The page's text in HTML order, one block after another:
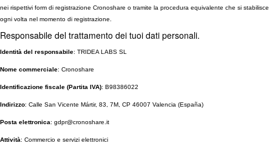
nei rispettivi form di registrazione Cronoshare o tramite la procedura equivalente che si stabilisce
ogni volta nel momento di registrazione.
Responsabile del trattamento dei tuoi dati personali.
Identità del responsabile: TRIDEA LABS SL
Nome commerciale: Cronoshare
Identificazione fiscale (Partita IVA): B98386022
Indirizzo: Calle San Vicente Mártir, 83, 7M, CP 46007 Valencia (España)
Posta elettronica: gdpr@cronoshare.it
Attività: Commercio e servizi elettronici